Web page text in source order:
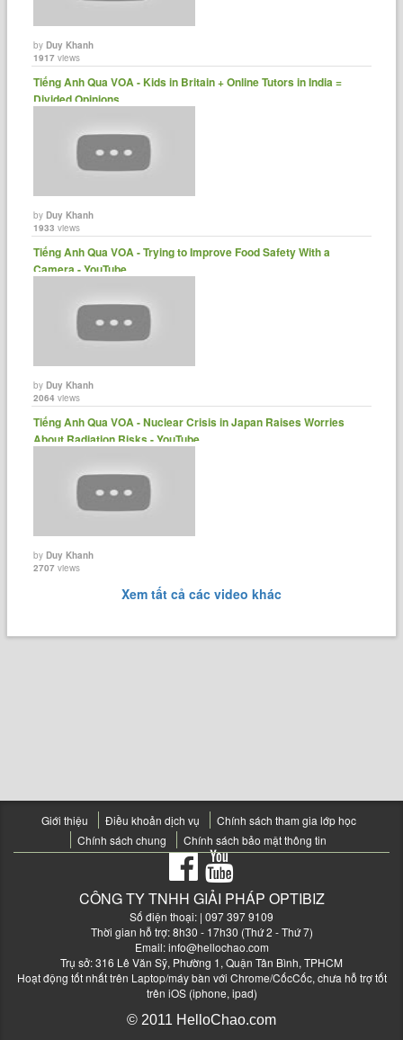
byDuy Khanh
1917 views
Tiếng Anh Qua VOA - Kids in Britain + Online Tutors in India =
Divided Opinions......
byDuy Khanh
1933 views
Tiếng Anh Qua VOA - Trying to Improve Food Safety With a
Camera - YouTube
byDuy Khanh
2064 views
Tiếng Anh Qua VOA - Nuclear Crisis in Japan Raises Worries
About Radiation Risks - YouTube
byDuy Khanh
2707 views
Xem tất cả các video khác
Giới thiệu Điều khoản dịch vụ
Chính sách tham gia lớp học
Chính sách chung
Chính sách bảo mật thông tin
CÔNG TY TNHH GIẢI PHÁP OPTIBIZ
Số điện thoại: | 097 397 9109
Thời gian hỗ trợ: 8h30 - 17h30 (Thứ 2 - Thứ 7)
Email:info@hellochao.com
Trụ sở: 316 Lê Văn Sỹ, Phường 1, Quận Tân Bình, TPHCM
Hoạt động tốt nhất trên Laptop/máy bàn với Chrome/CốcCốc, chưa hỗ trợ tốt
trên iOS (iphone, ipad)
© 2011 HelloChao.com